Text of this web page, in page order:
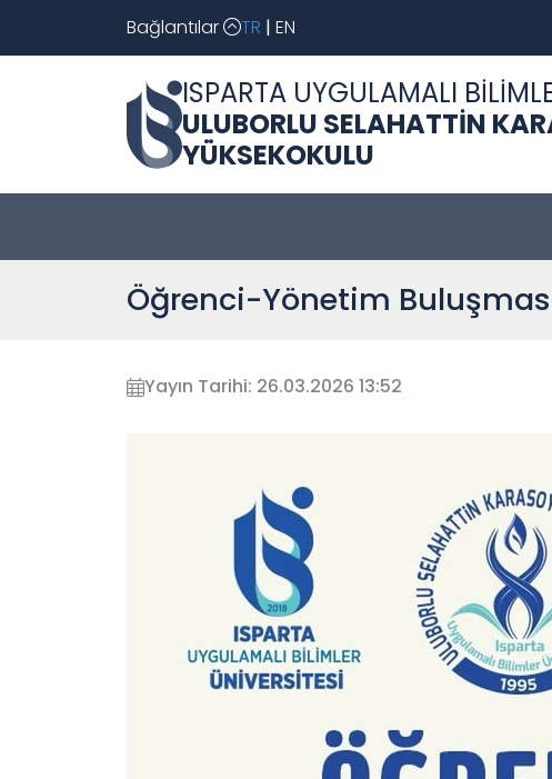
Bağlantılar TR | EN
ISPARTA UYGULAMALI
ULUBORLU SELAHATTİN
YÜKSEKOKULU
Öğrenci-Yönetim
Yayın Tarihi: 26.03.2026 13:52